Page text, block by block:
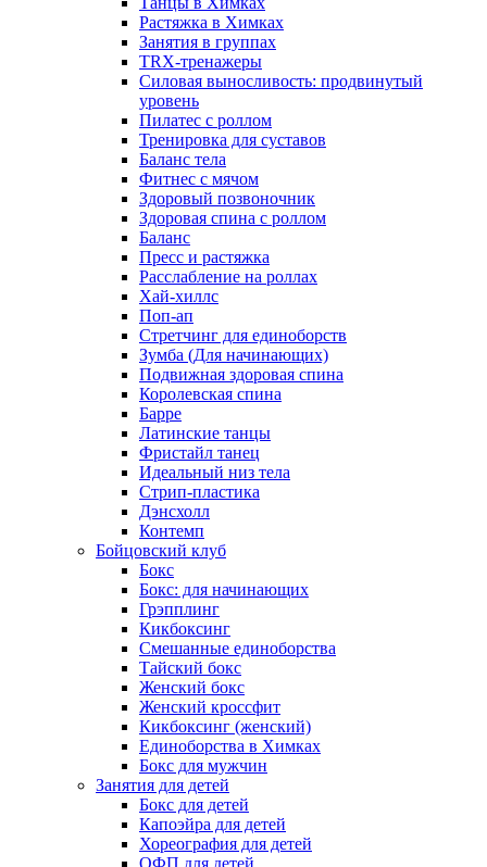
Растяжка в Химках
Занятия в группах
TRX-тренажеры
Силовая выносливость: продвинутый
уровень
Пилатес с роллом
Тренировка для суставов
Баланс тела
Фитнес с мячом
Здоровый позвоночник
Здоровая спина с роллом
Баланс
Пресс и растяжка
Расслабление на роллах
Хай-хиллс
Поп-ап
Стретчинг для единоборств
Зумба (Для начинающих)
Подвижная здоровая спина
Королевская спина
Барре
Латинские танцы
Фристайл танец
Идеальный низ тела
Стрип-пластика
Дэнсхолл
Контемп
Бойцовский клуб
Бокс
Бокс: для начинающих
Грэпплинг
Кикбоксинг
Смешанные единоборства
Тайский бокс
Женский бокс
Женский кроссфит
Кикбоксинг (женский)
Единоборства в Химках
Бокс для мужчин
Занятия для детей
Бокс для детей
Капоэйра для детей
Хореография для детей